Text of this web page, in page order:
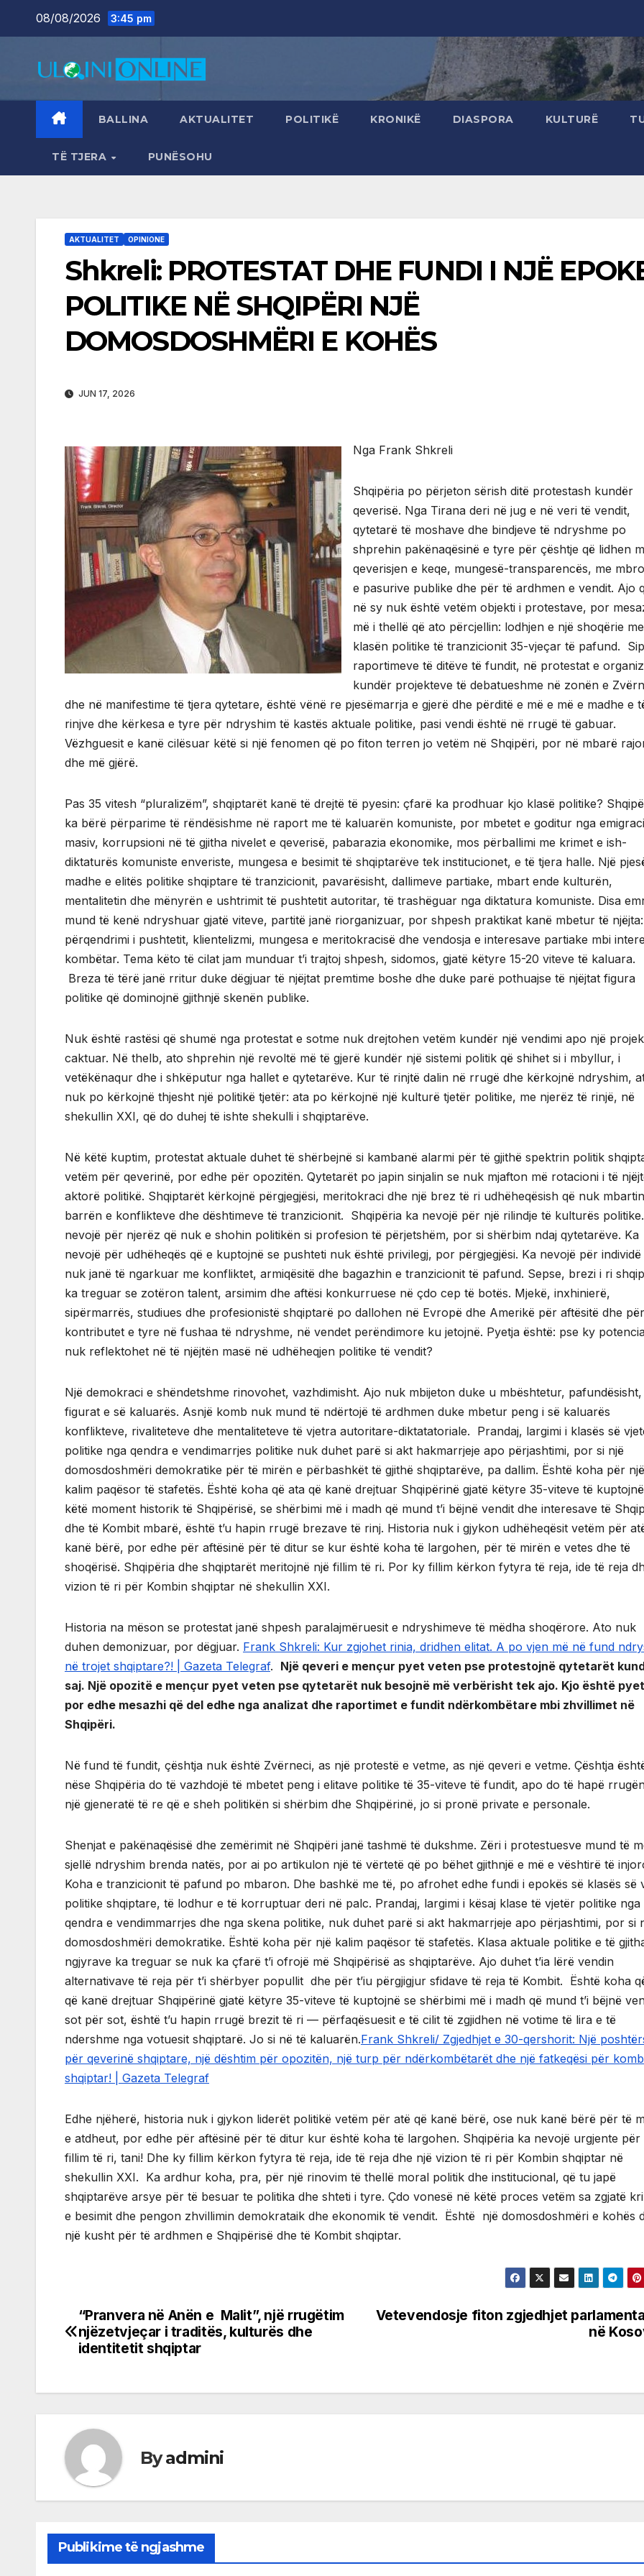
08/08/2026 3:45 pm
BALLINA AKTUALITET POLITIKË KRONIKË DIASPORA KULTURË
TË TJERA PUNËSOHU
AKTUALITET OPINIONE
Shkreli: PROTESTAT DHE FUNDI I NJË
POLITIKE NË SHQIPËRI NJË
DOMOSDOSHMËRI E KOHËS
JUN 17, 2026
Nga Frank Shkreli
Shqipëria po përjeton sërish ditë protestash kundër
qeverisë. Nga Tirana deri në jug e në veri të vendit,
qytetarë të moshave dhe bindjeve të ndryshme po
shprehin pakënaqësinë e tyre për çështje që lidhen
qeverisjen e keqe, mungesë-transparencës, me
e pasurive publike dhe për të ardhmen e vendit. Ajo
në sy nuk është vetëm objekti i protestave, por
më i thellë që ato përcjellin: lodhjen e një shoqërie me
klasën politike të tranzicionit 35-vjeçar të pafund.
raportimeve të ditëve të fundit, në protestat e
kundër projekteve të debatueshme në zonën e
dhe në manifestime të tjera qytetare, është vënë re pjesëmarrja e gjerë dhe përditë e më e më e madhe e
rinjve dhe kërkesa e tyre për ndryshim të kastës aktuale politike, pasi vendi është në rrugë të gabuar.
Vëzhguesit e kanë cilësuar këtë si një fenomen që po fiton terren jo vetëm në Shqipëri, por në mbarë
dhe më gjërë.
Pas 35 vitesh “pluralizëm”, shqiptarët kanë të drejtë të pyesin: çfarë ka prodhuar kjo klasë politike?
ka bërë përparime të rëndësishme në raport me të kaluarën komuniste, por mbetet e goditur nga
masiv, korrupsioni në të gjitha nivelet e qeverisë, pabarazia ekonomike, mos përballimi me krimet e ish-
diktaturës komuniste enveriste, mungesa e besimit të shqiptarëve tek institucionet, e të tjera halle. Një
madhe e elitës politike shqiptare të tranzicionit, pavarësisht, dallimeve partiake, mbart ende kulturën,
mentalitetin dhe mënyrën e ushtrimit të pushtetit autoritar, të trashëguar nga diktatura komuniste. Disa
mund të kenë ndryshuar gjatë viteve, partitë janë riorganizuar, por shpesh praktikat kanë mbetur të njëjta:
përqendrimi i pushtetit, klientelizmi, mungesa e meritokracisë dhe vendosja e interesave partiake mbi
kombëtar. Tema këto të cilat jam munduar t’i trajtoj shpesh, sidomos, gjatë këtyre 15-20 viteve të kaluara.
Breza të tërë janë rritur duke dëgjuar të njëjtat premtime boshe dhe duke parë pothuajse të njëjtat figura
politike që dominojnë gjithnjë skenën publike.
Nuk është rastësi që shumë nga protestat e sotme nuk drejtohen vetëm kundër një vendimi apo një
caktuar. Në thelb, ato shprehin një revoltë më të gjerë kundër një sistemi politik që shihet si i mbyllur, i
vetëkënaqur dhe i shkëputur nga hallet e qytetarëve. Kur të rinjtë dalin në rrugë dhe kërkojnë ndryshim,
nuk po kërkojnë thjesht një politikë tjetër: ata po kërkojnë një kulturë tjetër politike, me njerëz të rinjë, në
shekullin XXI, që do duhej të ishte shekulli i shqiptarëve.
Në këtë kuptim, protestat aktuale duhet të shërbejnë si kambanë alarmi për të gjithë spektrin politik
vetëm për qeverinë, por edhe për opozitën. Qytetarët po japin sinjalin se nuk mjafton më rotacioni i të
aktorë politikë. Shqiptarët kërkojnë përgjegjësi, meritokraci dhe një brez të ri udhëheqësish që nuk mbartin
barrën e konflikteve dhe dështimeve të tranzicionit. Shqipëria ka nevojë për një rilindje të kulturës
nevojë për njerëz që nuk e shohin politikën si profesion të përjetshëm, por si shërbim ndaj qytetarëve. Ka
nevojë për udhëheqës që e kuptojnë se pushteti nuk është privilegj, por përgjegjësi. Ka nevojë për individë
nuk janë të ngarkuar me konfliktet, armiqësitë dhe bagazhin e tranzicionit të pafund. Sepse, brezi i ri
ka treguar se zotëron talent, arsimim dhe aftësi konkurruese në çdo cep të botës. Mjekë, inxhinierë,
sipërmarrës, studiues dhe profesionistë shqiptarë po dallohen në Evropë dhe Amerikë për aftësitë dhe për
kontributet e tyre në fushaa të ndryshme, në vendet perëndimore ku jetojnë. Pyetja është: pse ky
nuk reflektohet në të njëjtën masë në udhëheqjen politike të vendit?
Një demokraci e shëndetshme rinovohet, vazhdimisht. Ajo nuk mbijeton duke u mbështetur,
figurat e së kaluarës. Asnjë komb nuk mund të ndërtojë të ardhmen duke mbetur peng i së kaluarës
konflikteve, rivaliteteve dhe mentaliteteve të vjetra autoritare-diktatatoriale. Prandaj, largimi i klasës së
politike nga qendra e vendimarrjes politike nuk duhet parë si akt hakmarrjeje apo përjashtimi, por si një
domosdoshmëri demokratike për të mirën e përbashkët të gjithë shqiptarëve, pa dallim. Është koha për një
kalim paqësor të stafetës. Është koha që ata që kanë drejtuar Shqipërinë gjatë këtyre 35-viteve të
këtë moment historik të Shqipërisë, se shërbimi më i madh që mund t’i bëjnë vendit dhe interesave të
dhe të Kombit mbarë, është t’u hapin rrugë brezave të rinj. Historia nuk i gjykon udhëheqësit vetëm për
kanë bërë, por edhe për aftësinë për të ditur se kur është koha të largohen, për të mirën e vetes dhe të
shoqërisë. Shqipëria dhe shqiptarët meritojnë një fillim të ri. Por ky fillim kërkon fytyra të reja, ide të reja
vizion të ri për Kombin shqiptar në shekullin XXI.
Historia na mëson se protestat janë shpesh paralajmëruesit e ndryshimeve të mëdha shoqërore. Ato nuk
duhen demonizuar, por dëgjuar. Frank Shkreli: Kur zgjohet rinia, dridhen elitat. A po vjen më në fund
në trojet shqiptare?! | Gazeta Telegraf. Një qeveri e mençur pyet veten pse protestojnë qytetarët
saj. Një opozitë e mençur pyet veten pse qytetarët nuk besojnë më verbërisht tek ajo. Kjo është
por edhe mesazhi që del edhe nga analizat dhe raportimet e fundit ndërkombëtare mbi zhvillimet në
Shqipëri.
Në fund të fundit, çështja nuk është Zvërneci, as një protestë e vetme, as një qeveri e vetme. Çështja
nëse Shqipëria do të vazhdojë të mbetet peng i elitave politike të 35-viteve të fundit, apo do të hapë
një gjeneratë të re që e sheh politikën si shërbim dhe Shqipërinë, jo si pronë private e personale.
Shenjat e pakënaqësisë dhe zemërimit në Shqipëri janë tashmë të dukshme. Zëri i protestuesve mund të
sjellë ndryshim brenda natës, por ai po artikulon një të vërtetë që po bëhet gjithnjë e më e vështirë të
Koha e tranzicionit të pafund po mbaron. Dhe bashkë me të, po afrohet edhe fundi i epokës së klasës së
politike shqiptare, të lodhur e të korruptuar deri në palc. Prandaj, largimi i kësaj klase të vjetër politike nga
qendra e vendimmarrjes dhe nga skena politike, nuk duhet parë si akt hakmarrjeje apo përjashtimi, por si
domosdoshmëri demokratike. Është koha për një kalim paqësor të stafetës. Klasa aktuale politike e të
ngjyrave ka treguar se nuk ka çfarë t’i ofrojë më Shqipërisë as shqiptarëve. Ajo duhet t’ia lërë vendin
alternativave të reja për t’i shërbyer popullit dhe për t’iu përgjigjur sfidave të reja të Kombit. Është koha
që kanë drejtuar Shqipërinë gjatë këtyre 35-viteve të kuptojnë se shërbimi më i madh që mund t’i bëjnë
sot për sot, është t’u hapin rrugë brezit të ri — përfaqësuesit e të cilit të zgjidhen në votime të lira e të
ndershme nga votuesit shqiptarë. Jo si në të kaluarën.Frank Shkreli/ Zgjedhjet e 30-qershorit: Një
për qeverinë shqiptare, një dështim për opozitën, një turp për ndërkombëtarët dhe një fatkeqësi për
shqiptar! | Gazeta Telegraf
Edhe njëherë, historia nuk i gjykon liderët politikë vetëm për atë që kanë bërë, ose nuk kanë bërë për të
e atdheut, por edhe për aftësinë për të ditur kur është koha të largohen. Shqipëria ka nevojë urgjente për
fillim të ri, tani! Dhe ky fillim kërkon fytyra të reja, ide të reja dhe një vizion të ri për Kombin shqiptar në
shekullin XXI. Ka ardhur koha, pra, për një rinovim të thellë moral politik dhe institucional, që tu japë
shqiptarëve arsye për të besuar te politika dhe shteti i tyre. Çdo vonesë në këtë proces vetëm sa zgjatë
e besimit dhe pengon zhvillimin demokrataik dhe ekonomik të vendit. Është një domosdoshmëri e kohës
një kusht për të ardhmen e Shqipërisë dhe të Kombit shqiptar.
Post
navigation
Vetevendosje fiton zgjedhjet
në
“Pranvera në Anën e Malit”, një rrugëtim
njëzetvjeçar i traditës, kulturës dhe
identitetit shqiptar
Byadmini
Publikime të ngjashme